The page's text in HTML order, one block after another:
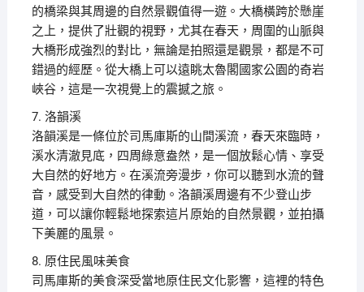
的橋梁與其周邊的自然景觀值得一遊。大橋橫跨於懸崖
之上，提供了壯觀的視野，尤其在春天，周圍的山脈與
大橋形成強烈的對比，無論是拍照還是觀景，都是不可
錯過的經歷。從大橋上可以遠眺太魯閣國家公園的奇岩
峽谷，這是一次視覺上的震撼之旅。
7. 洛韻溪
洛韻溪是一條位於司馬庫斯的山間溪流，春天來臨時，
溪水清澈見底，四周綠意盎然，是一個放鬆心情、享受
大自然的好地方。在溪流旁漫步，你可以聽到水流的聲
音，感受到大自然的律動。洛韻溪周邊有不少登山步
道，可以讓你輕鬆地探索這片原始的自然景觀，並拍攝
下美麗的風景。
8. 原住民風味美食
司馬庫斯的美食深受當地原住民文化影響，這裡的特色